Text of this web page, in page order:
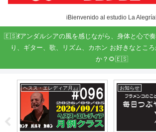
iBienvenido al estudio La
🇪🇸💃アンダルシアの風を感じながら、身体と心で奏
り、ギター、歌、リズム、カホン お好きなとこ
か？🌻🇪🇸
ヘスス・エレディア月例クラス お知らせ